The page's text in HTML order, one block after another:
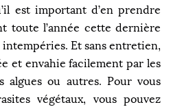
est important d’en prendre
toute l’année cette dernière
intempéries. Et sans entretien,
et envahie facilement par les
algues ou autres. Pour vous
végétaux, vous pouvez